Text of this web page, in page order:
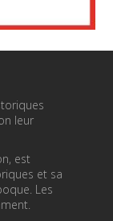
leur
est
et sa
Les